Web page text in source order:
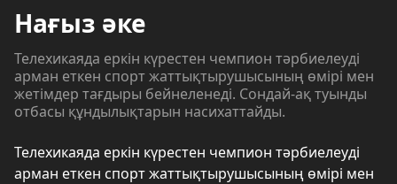
Нағыз әке
Телехикаяда еркін күрестен чемпион тәрбиелеуді
арман еткен спорт жаттықтырушысының өмірі мен
жетімдер тағдыры бейнеленеді. Сондай-ақ туынды
отбасы құндылықтарын насихаттайды.
Телехикаяда еркін күрестен чемпион тәрбиелеуді
арман еткен спорт жаттықтырушысының өмірі мен